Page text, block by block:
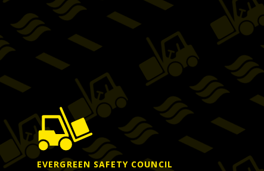
EVERGREEN SAFETY COUNCIL